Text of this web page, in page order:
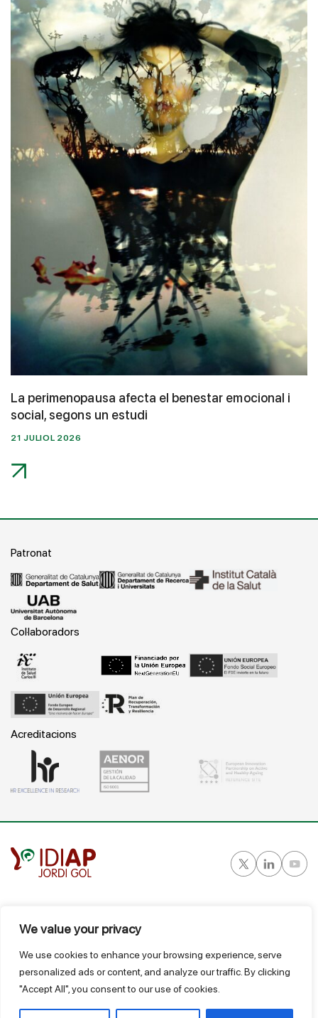
We value your privacy
We use cookies to enhance your browsing experience, serve
personalized ads or content, and analyze our traffic. By clicking
"Accept All", you consent to our use of cookies.
La perimenopausa afecta el benestar emocional i
social, segons un estudi
21 JULIOL 2026
Patronat
Col·laboradors
Acreditacions
T.934 824 124
@ IDIAP
Bustia de suggerimentsAvís Legal
Política de privacitat i protecció de dades